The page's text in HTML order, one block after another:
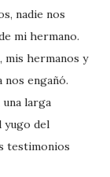
nadie nos
mi hermano.
mis hermanos y
nos engañó.
larga
yugo del
testimonios